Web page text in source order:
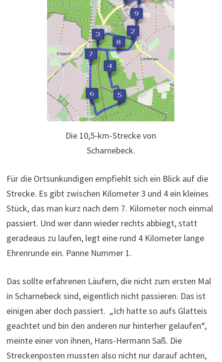
Die 10,5-km-Strecke von
Scharnebeck.
Für die Ortsunkundigen empfiehlt sich ein Blick auf die
Strecke. Es gibt zwischen Kilometer 3 und 4 ein kleines
Stück, das man kurz nach dem 7. Kilometer noch einmal
passiert. Und wer dann wieder rechts abbiegt, statt
geradeaus zu laufen, legt eine rund 4 Kilometer lange
Ehrenrunde ein. Panne Nummer 1.
Das sollte erfahrenen Läufern, die nicht zum ersten Mal
in Scharnebeck sind, eigentlich nicht passieren. Das ist
einigen aber doch passiert. „Ich hatte so aufs Glatteis
geachtet und bin den anderen nur hinterher gelaufen“,
meinte einer von ihnen, Hans-Hermann Saß. Die
Streckenposten mussten also nicht nur darauf achten,